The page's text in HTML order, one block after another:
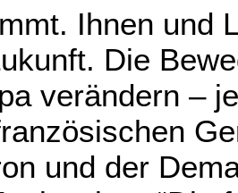
Ihnen und
Die
verändern –
und der